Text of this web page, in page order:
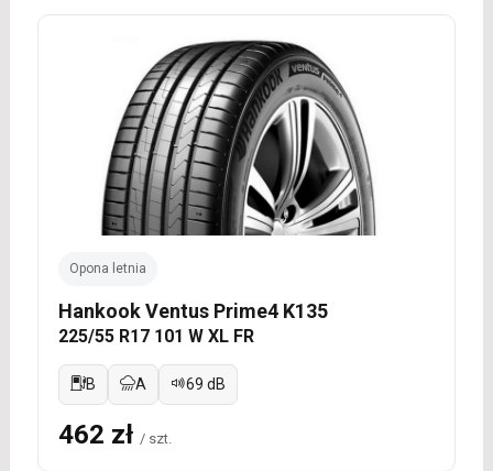
Opona letnia
Hankook Ventus Prime4 K135
225/55 R17 101 W XL FR
B A 69 dB
462 zł / szt.